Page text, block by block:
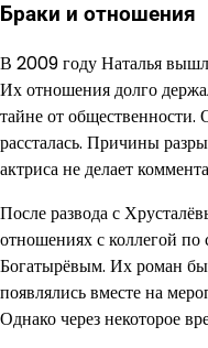
Браки и отношения
В 2009 году Наталья
Их отношения долго
тайне от общественности.
рассталась. Причины
актриса не делает
После развода с
отношениях с коллегой
Богатырёвым. Их роман
появлялись вместе на
Однако через некоторое